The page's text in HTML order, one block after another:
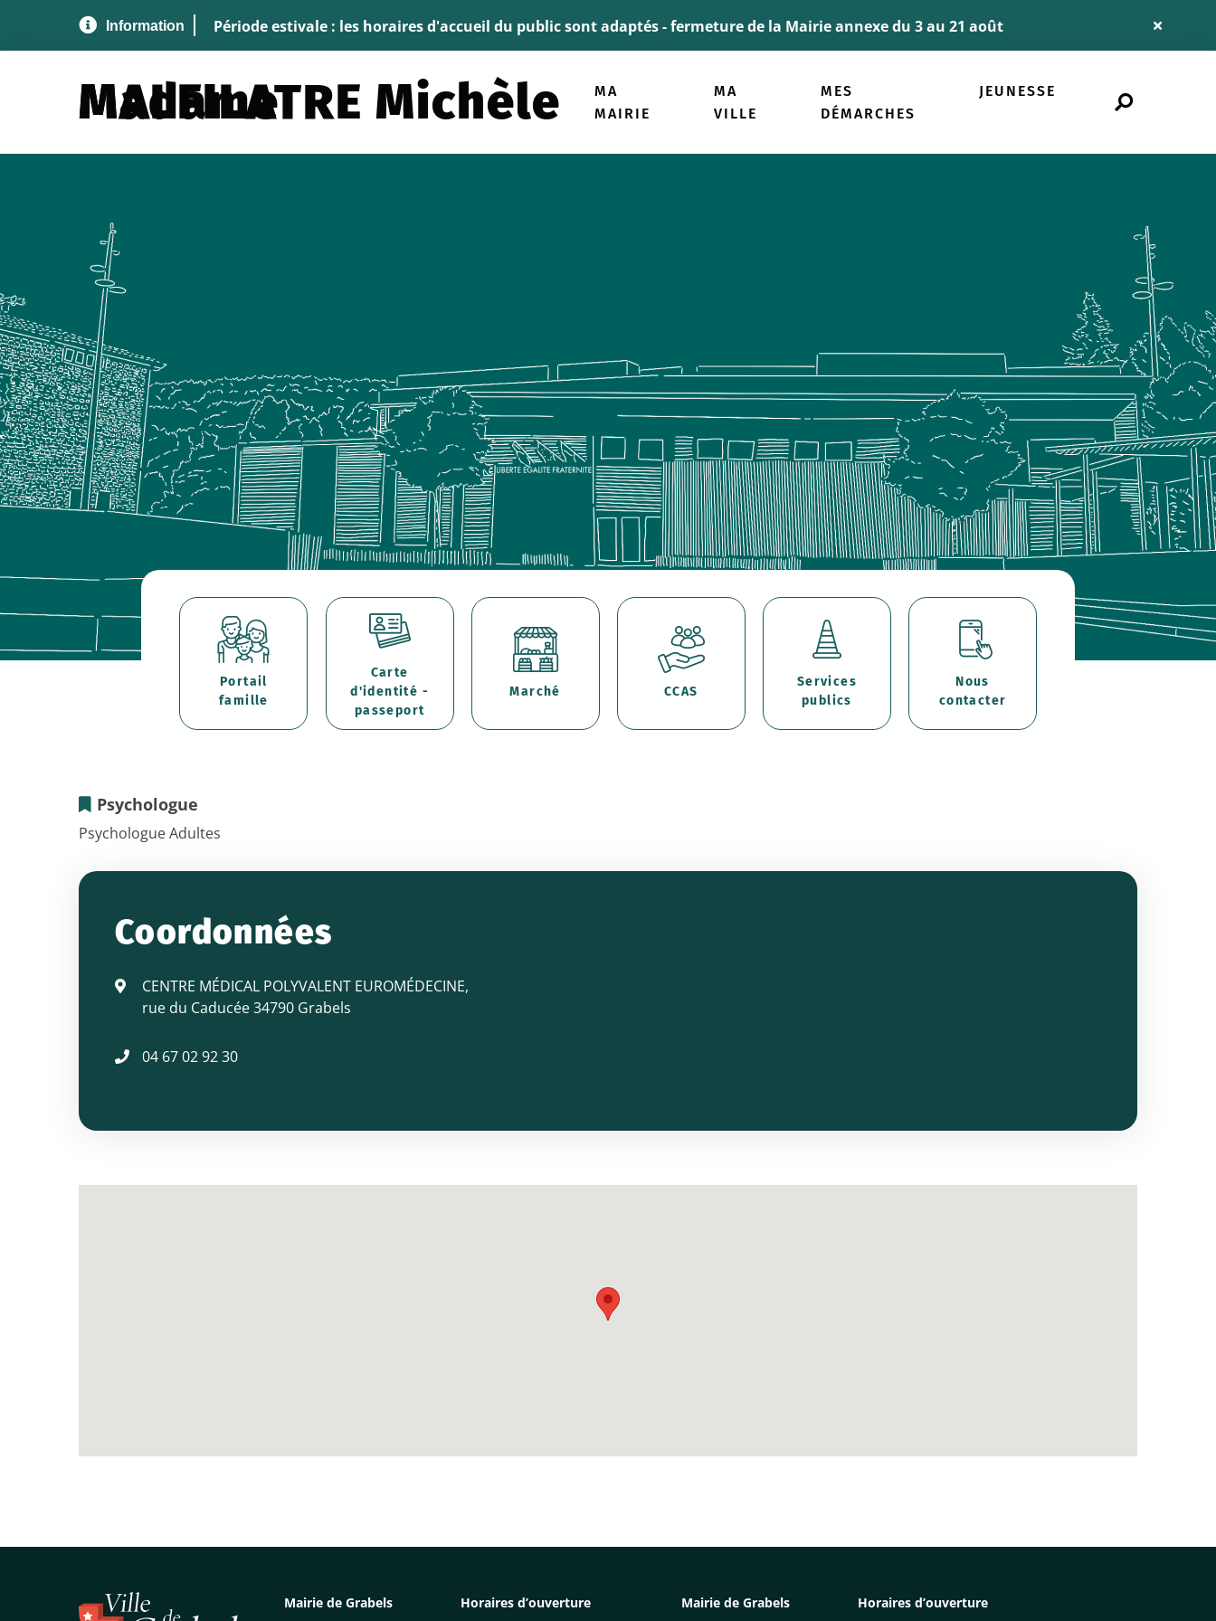
Période estivale : les horaires d'accueil du public sont adaptés - fermeture de la Mairie annexe du 3 au 21 août
Fermer
Info
Madame MALFILATRE Michèle
MA
MAIRIE
MA
VILLE
MES
DÉMARCHES
JEUNESSE
Portail
famille
Carte
d'identité -
passeport
Marché CCAS
Services
publics
Nous
contacter
Psychologue
Madame
MALFILATRE
Michèle
Psychologue Adultes
Coordonnées
CENTRE MÉDICAL POLYVALENT EUROMÉDECINE,
rue du Caducée 34790 Grabels
04 67 02 92 30
Mairie de Grabels
Horaires d’ouverture
Mairie de Grabels
Horaires d’ouverture